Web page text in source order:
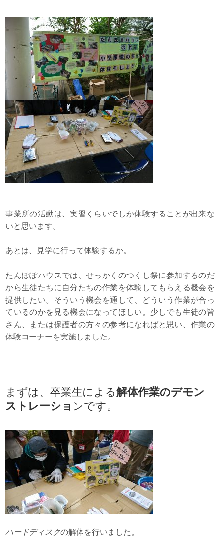
事業所の活動は、実習くらいでしか体験することが出来な
いと思います。
あとは、見学に行って体験するか。
たんぽぽハウスでは、せっかくのつくし祭に参加するのだ
から生徒たちに自分たちの作業を体験してもらえる機会を
提供したい。そういう機会を通して、どういう作業が合っ
ているのかを見る機会になってほしい。少しでも生徒の皆
さん、または保護者の方々の参考になればと思い、作業の
体験コーナーを実施しました。
まずは、卒業生による解体作業のデモン
ストレーショ ンです。
ハードディスクの解体を行いました。